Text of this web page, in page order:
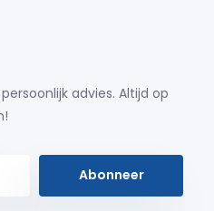
advies. Altijd op
Abonneer